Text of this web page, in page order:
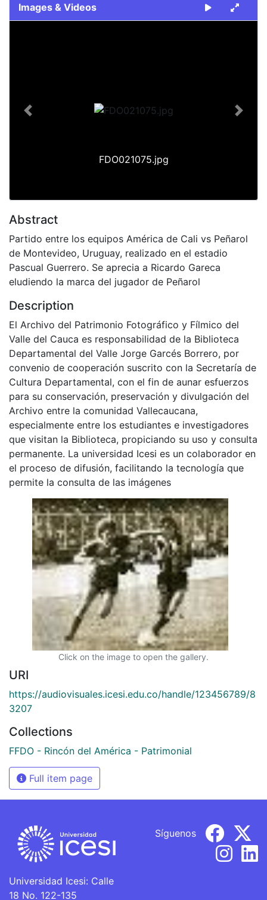
Images & Videos
FDO021075.jpg
Previous Next
Abstract
Partido entre los equipos América de Cali vs Peñarol
de Montevideo, Uruguay, realizado en el estadio
Pascual Guerrero. Se aprecia a Ricardo Gareca
eludiendo la marca del jugador de Peñarol
Description
El Archivo del Patrimonio Fotográfico y Fílmico del
Valle del Cauca es responsabilidad de la Biblioteca
Departamental del Valle Jorge Garcés Borrero, por
convenio de cooperación suscrito con la Secretaría de
Cultura Departamental, con el fin de aunar esfuerzos
para su conservación, preservación y divulgación del
Archivo entre la comunidad Vallecaucana,
especialmente entre los estudiantes e investigadores
que visitan la Biblioteca, propiciando su uso y consulta
permanente. La universidad Icesi es un colaborador en
el proceso de difusión, facilitando la tecnología que
permite la consulta de las imágenes
Click on the image to open the gallery.
URI
https://audiovisuales.icesi.edu.co/handle/123456789/8
3207
Collections
FFDO - Rincón del América - Patrimonial
Full item page
Universidad Icesi: Calle
18 No. 122-135
Síguenos